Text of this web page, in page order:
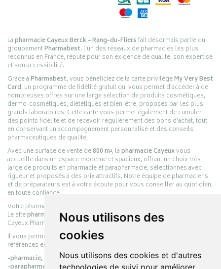
Nous utilisons des
cookies
Nous utilisons des cookies et d'autres
technologies de suivi pour améliorer
Lapharmacie Cayeux Berck – Rang-du-Fliersfait désormais partie du
groupementPharmabest, l’un des réseaux de pharmacies les plus
reconnus en France, réputé pour son exigence de qualité, son expertise
et son accessibilité.
Grâce àPharmabest, vous bénéficiez de la carte privilègeMy Very Best
Card, un programme de fidélité gratuit qui vous permet d’accéder à de
nombreuses offres sur une large sélection de produits cosmétiques,
dermo-cosmétiques, diététiques et bien-être, proposés par les plus
grands laboratoires. Cette carte vous permet également de cumuler
des points fidélité et de recevoir régulièrement des bons d’achat, tout
en conservant un accompagnement personnalisé et des conseils
pharmaceutiques de qualité.
Avec une surface de vente de800 m², lapharmacie Cayeuxvous
accueille dans un espace moderne et spacieux, offrant un choix très
large de produits en pharmacie et parapharmacie, sélectionnés avec
rigueur et proposés à des prix attractifs. Notre équipe de pharmaciens
et de préparateurs est à votre écoute pour vous conseiller au quotidien,
en toute confiance.
Votre pharmacie en ligne :
Le sitepharmacie-cayeux.frest le prolongement digital de la pharmacie
Cayeux Pharmabest Berck-sur-Mer – Rang-du-Fliers.
Il vous permet de réaliser vos achats en ligne parmi des milliers de
références en :
-pharmacie,